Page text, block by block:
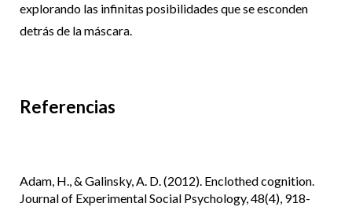
explorando las infinitas posibilidades que se esconden
detrás de la máscara.
Referencias
Adam, H., & Galinsky, A. D. (2012). Enclothed cognition.
Journal of Experimental Social Psychology, 48(4), 918-